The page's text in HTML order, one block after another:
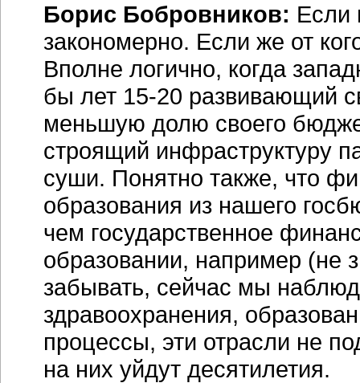
Борис Бобровников:
закономерно. Если же от
Вполне логично, когда
бы лет 15-20 развивающий
меньшую долю своего
строящий инфраструктуру
суши. Понятно также, что
образования из нашего
чем государственное
образовании, например (не
забывать, сейчас мы
здравоохранения,
процессы, эти отрасли не
на них уйдут десятилетия.